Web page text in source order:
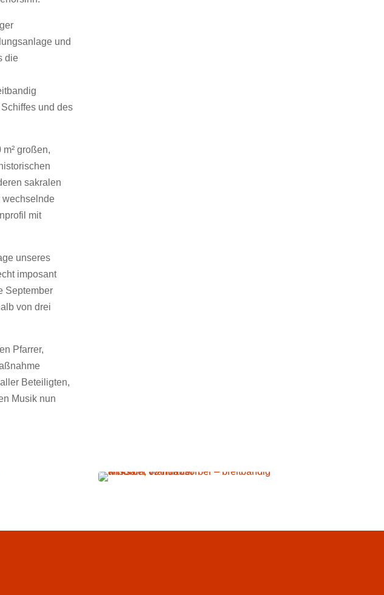
und
die
und des
großen,
sakralen
wechselnde
mit
unseres
imposant
September
von drei
Pfarrer,
Beteiligten,
Musik nun